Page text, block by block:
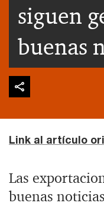
siguen
buenas
Link al artículo
Las
buenas noticias